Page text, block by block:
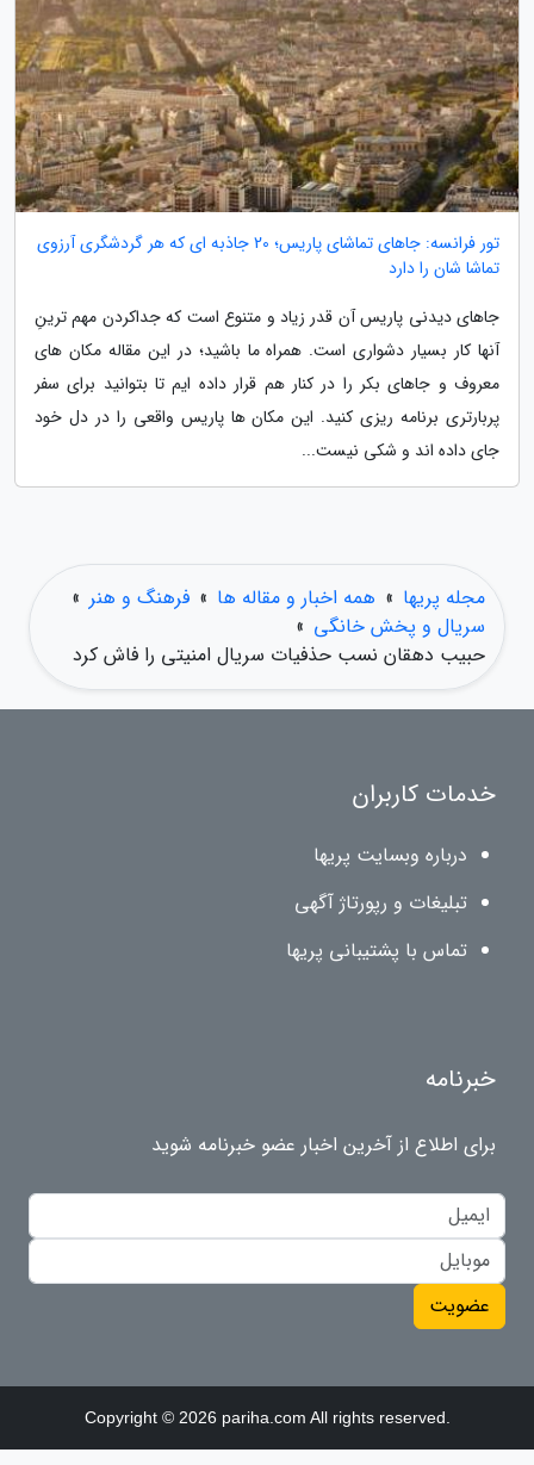
تور فرانسه: جاهای تماشای پاریس؛ 20 جاذبه ای که هر گردشگری آرزوی
تماشا شان را دارد
جاهای دیدنی پاریس آن قدر زیاد و متنوع است که جداکردن مهم ترینِ
آنها کار بسیار دشواری است. همراه ما باشید؛ در این مقاله مکان های
معروف و جاهای بکر را در کنار هم قرار داده ایم تا بتوانید برای سفر
پربارتری برنامه ریزی کنید. این مکان ها پاریس واقعی را در دل خود
جای داده اند و شکی نیست...
مجله پریها » همه اخبار و مقاله ها » فرهنگ و هنر »
سریال و پخش خانگی »
حبیب دهقان نسب حذفیات سریال امنیتی را فاش کرد
خدمات کاربران
درباره وبسایت پریها
تبلیغات و رپورتاژ آگهی
تماس با پشتیبانی پریها
خبرنامه
برای اطلاع از آخرین اخبار عضو خبرنامه شوید
عضویت
Copyright © 2026 pariha.com All rights reserved.